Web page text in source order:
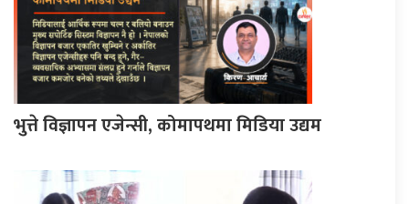
भुत्ते विज्ञापन एजेन्सी, कोमापथमा मिडिया उद्यम